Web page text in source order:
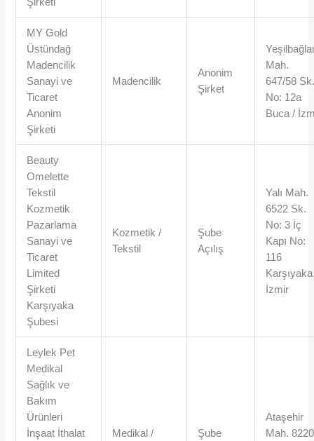
MY Gold
Üstündağ
Madencilik
Sanayi ve
Ticaret
Anonim
Şirketi
Madencilik
Anonim
Şirket
Mah.
647/58
No: 12a
Buca /
Beauty
Omelette
Tekstil
Kozmetik
Pazarlama
Sanayi ve
Ticaret
Limited
Şirketi
Karşıyaka
Şubesi
Kozmetik /
Tekstil
Şube
Açılış
Yalı Mah.
6522 Sk.
No: 3 İç
Kapı No:
116
İzmir
Leylek Pet
Medikal
Sağlık ve
Bakım
Ürünleri
İnşaat İthalat
Medikal /
Şube
Ataşehir
Mah. 8220